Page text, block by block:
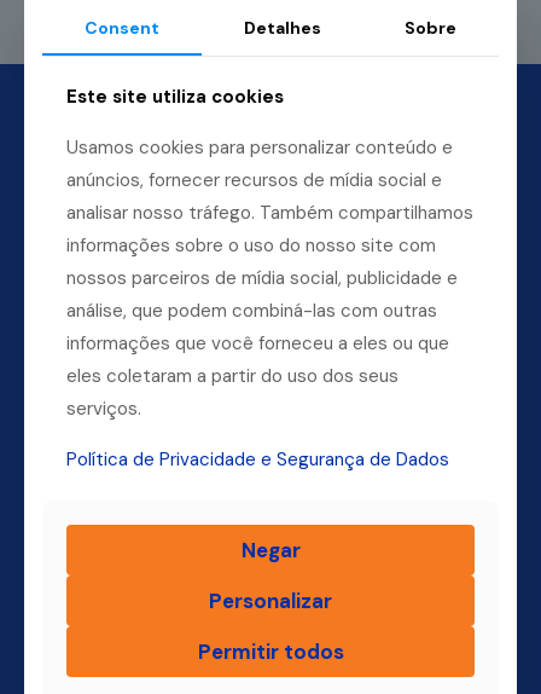
Dúvidas? Ligue para a nossa central.
(11) 4004-3500
Home
Quem Somos
Blog Finsol
Onde Estamos
Consent Detalhes Sobre
Este site utiliza cookies
Usamos cookies para personalizar conteúdo e
anúncios, fornecer recursos de mídia social e
analisar nosso tráfego. Também compartilhamos
informações sobre o uso do nosso site com
nossos parceiros de mídia social, publicidade e
análise, que podem combiná-las com outras
informações que você forneceu a eles ou que
eles coletaram a partir do uso dos seus
serviços.
Política de Privacidade e Segurança de Dados
Negar
Personalizar
Permitir todos